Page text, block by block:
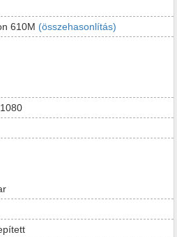
610M (összehasonlítás)